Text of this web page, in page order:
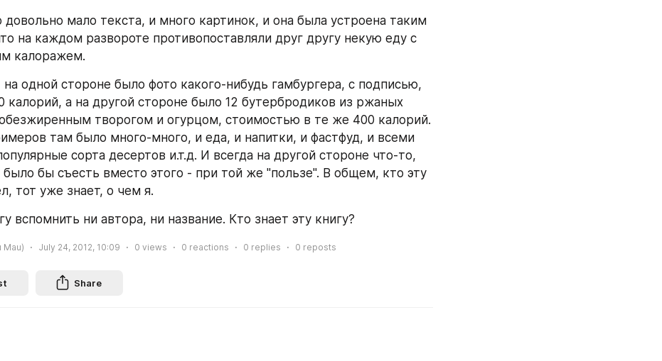
довольно мало текста, и много картинок, и она была устроена таким
на каждом развороте противопоставляли друг другу некую еду с
калоражем.
одной стороне было фото какого-нибудь гамбургера, с подписью,
калорий, а на другой стороне было 12 бутербродиков из ржаных
творогом и огурцом, стоимостью в те же 400 калорий.
там было много-много, и еда, и напитки, и фастфуд, и всеми
сорта десертов и.т.д. И всегда на другой стороне что-то,
бы съесть вместо этого - при той же "пользе". В общем, кто эту
тот уже знает, о чем я.
вспомнить ни автора, ни название. Кто знает эту книгу?
Mau) July 24, 2012, 10:09 0 views 0 reactions 0 replies 0 reposts
Share